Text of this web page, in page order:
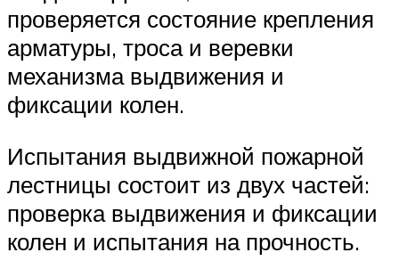
проверяется состояние крепления
арматуры, троса и веревки
механизма выдвижения и
фиксации колен.
Испытания выдвижной пожарной
лестницы состоит из двух частей:
проверка выдвижения и фиксации
колен и испытания на прочность.